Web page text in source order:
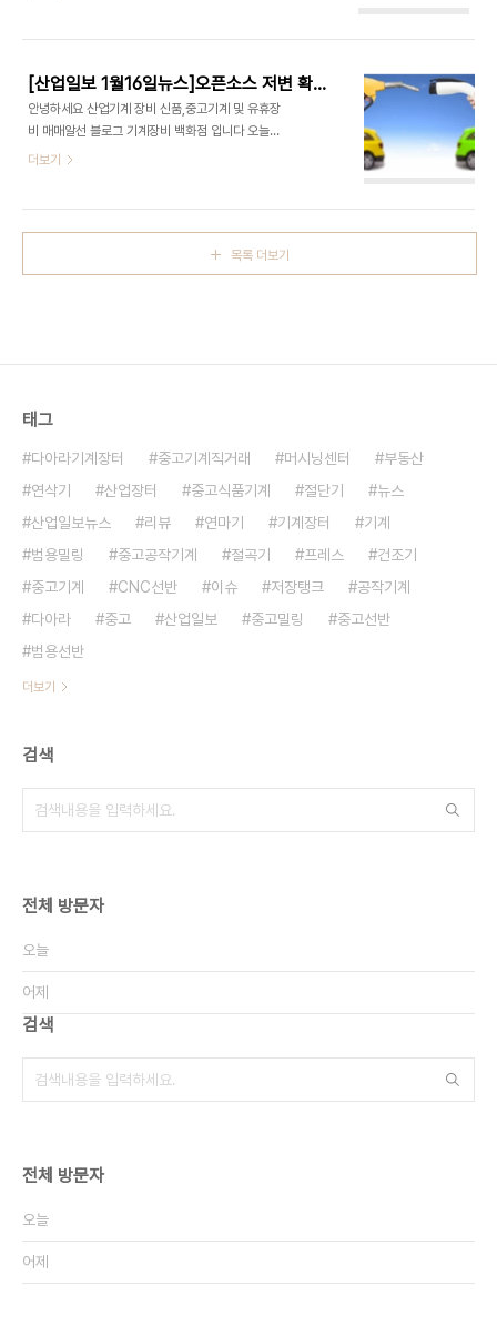
니다 전년대비 약 7% 이상 감소한 것으로 나타났습
출환경 실태조사 에 참여한..
식 시작 변화 예고,공작기계 시장 2020년까지 아시
아가 성장 이끈다 리서치 & 마켓 2억 4천 만 달러 규
모 이상으로 성장, GF 머시닝 솔루션 항공 제조장비
영역까지 확대 오는 2월 8일 열리는 AeroDef제조
콘퍼런스와 전시회 예약,기계학습 발달 자동화분야
템 출현할 것 주장 내용을 소개합니다(산업일보제공)
[산업일보 1월16일뉴스]오픈소스 저변 확대 보급형 3D프린터 가격
안녕하세요 산업기계 장비 신품,중고기계 및 유휴장
비 매매알선 블로그 기계장비 백화점 입니다 오늘은
산업일보 에서 제공하는 산업일보 주요뉴스를 소개
진출 차체 개발 늘어 올해 독일 플라스틱 고무 분야
지난 6일~9..
더보기
목록 더보기
태그
다아라기계장터 중고기계직거래 머시닝센터
부동산
연삭기
산업장터 중고식품기계 절단기
뉴스
산업일보뉴스
리뷰 연마기 기계장터
기계
범용밀링
중고공작기계 절곡기 프레스
건조기
중고기계
CNC선반 이슈 저장탱크
공작기계
다아라
중고 산업일보 중고밀링
중고선반
범용선반
더보기
검색
전체 방문자
오늘
어제
검색
전체 방문자
오늘
어제